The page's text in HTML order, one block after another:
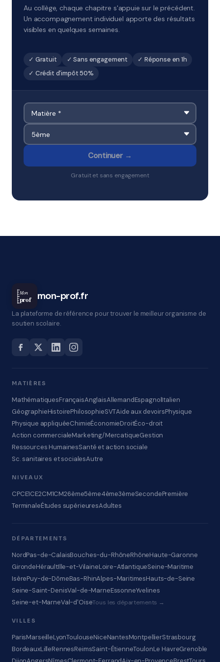
Au collège, chaque chapitre s'appuie sur le précédent.
Un accompagnement individuel apporte des résultats
visibles en quelques semaines.
✓ Gratuit ✓ Sans engagement
✓ Réponse en 1h
✓ Crédit d'impôt 50%
Continuer →
Gratuit et sans engagement
Mon
prof mon-prof.fr
La plateforme de référence pour trouver le meilleur organisme de
soutien scolaire.
MATIÈRES
MathématiquesFrançaisAnglaisAllemandEspagnolItalien
GéographieHistoirePhilosophieSVTAide aux devoirsPhysique
Physique appliquéeChimieÉconomieDroitÉco-droit
Action commercialeMarketing/MercatiqueGestion
Ressources HumainesSanté et action sociale
Sc. sanitaires et socialesAutre
NIVEAUX
CPCE1CE2CM1CM26ème5ème4ème3èmeSecondePremière
TerminaleÉtudes supérieuresAdultes
DÉPARTEMENTS
NordPas-de-CalaisBouches-du-RhôneRhôneHaute-Garonne
GirondeHéraultIlle-et-VilaineLoire-AtlantiqueSeine-Maritime
IsèrePuy-de-DômeBas-RhinAlpes-MaritimesHauts-de-Seine
Seine-Saint-DenisVal-de-MarneEssonneYvelines
Seine-et-MarneVal-d'OiseTous les départements →
VILLES
ParisMarseilleLyonToulouseNiceNantesMontpellierStrasbourg
BordeauxLilleRennesReimsSaint-ÉtienneToulonLe HavreGrenoble